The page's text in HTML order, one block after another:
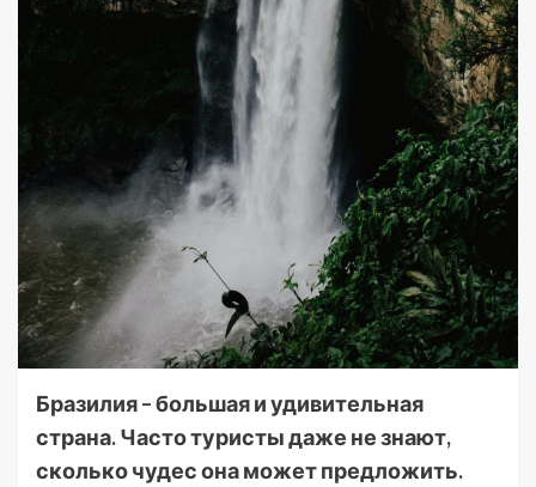
Бразилия – большая и удивительная
страна. Часто туристы даже не знают,
сколько чудес она может предложить.